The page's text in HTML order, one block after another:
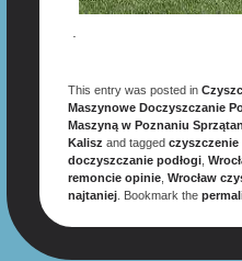
This entry was posted in
Maszynowe Doczyszczanie
Maszyną w Poznaniu
Kalisz and tagged czyszczenie
doczyszczanie podłogi,
remoncie opinie, Wrocław
najtaniej. Bookmark the